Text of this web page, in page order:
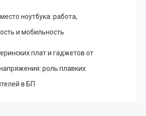
ноутбука: работа,
и мобильность
плат и гаджетов от
роль плавких
в БП